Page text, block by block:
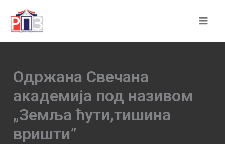
content
Одржана Свечана
академија под називом
„Земља ћути,тишина
вришти”